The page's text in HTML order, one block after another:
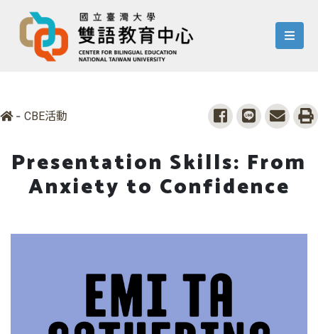
menu
- CBE活動 share to facebook
share to line
share
Presentation Skills: From
Anxiety to Confidence